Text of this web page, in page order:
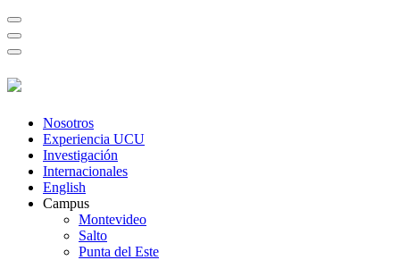
Nosotros
Experiencia UCU
Investigación
Internacionales
English
Campus
Montevideo
Salto
Punta del Este